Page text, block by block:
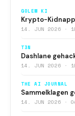
GOLEM KI
Krypto-
14. JUN 2026 ·
T3N
Dashlane
14. JUN 2026 ·
THE AI JOURNAL
Sammelklagen
14. JUN 2026 ·